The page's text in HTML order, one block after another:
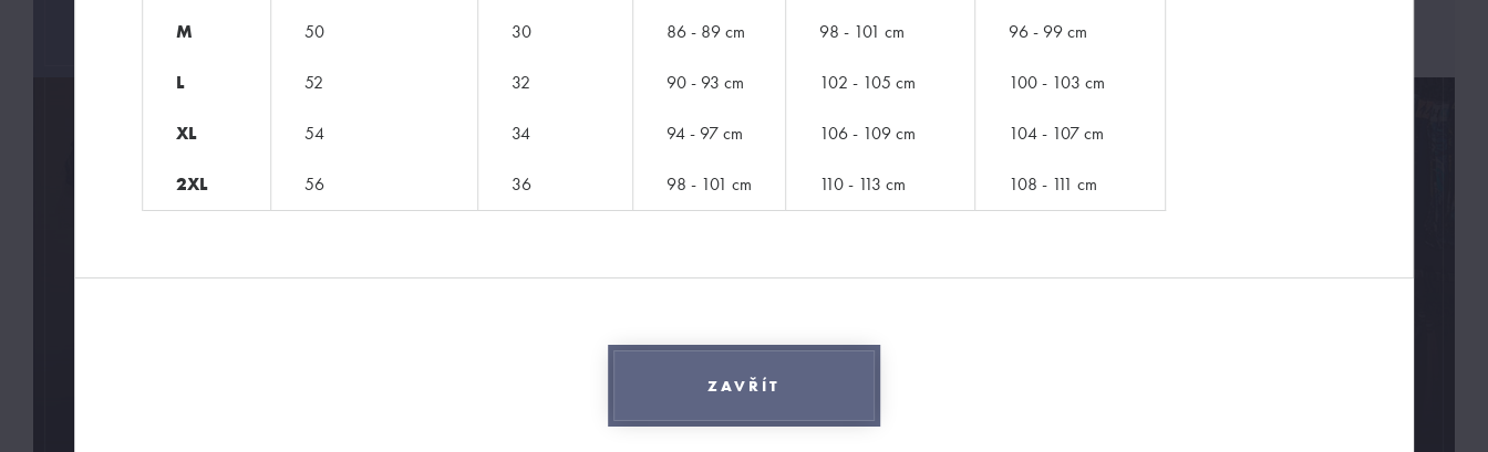
M 50 30 86 - 89 cm 98 - 101 cm 96 - 99 cm
L 52 32 90 - 93 cm 102 - 105 cm 100 - 103 cm
XL 54 34 94 - 97 cm 106 - 109 cm 104 - 107 cm
2XL 56 36 98 - 101 cm 110 - 113 cm 108 - 111 cm
ZAVŘÍT
ZNAČKY PODLE BUTLERA